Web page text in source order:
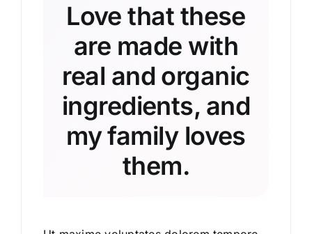
Love that these
are made with
real and organic
ingredients, and
my family loves
them.